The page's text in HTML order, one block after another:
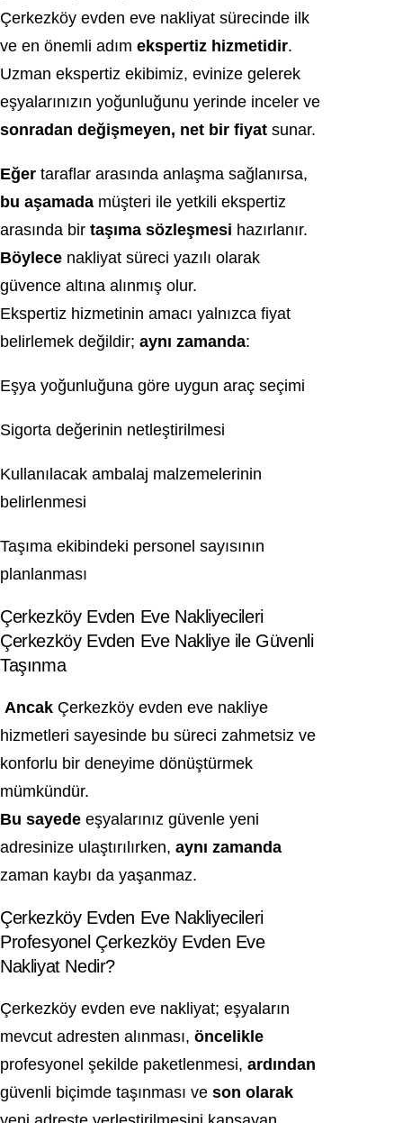
Çerkezköy evden eve nakliyat sürecinde ilk
ve en önemli adım ekspertiz hizmetidir.
Uzman ekspertiz ekibimiz, evinize gelerek
eşyalarınızın yoğunluğunu yerinde inceler ve
sonradan değişmeyen, net bir fiyat sunar.
Eğer taraflar arasında anlaşma sağlanırsa,
bu aşamada müşteri ile yetkili ekspertiz
arasında bir taşıma sözleşmesi hazırlanır.
Böylece nakliyat süreci yazılı olarak
güvence altına alınmış olur.
Ekspertiz hizmetinin amacı yalnızca fiyat
belirlemek değildir; aynı zamanda:
Eşya yoğunluğuna göre uygun araç seçimi
Sigorta değerinin netleştirilmesi
Kullanılacak ambalaj malzemelerinin
belirlenmesi
Taşıma ekibindeki personel sayısının
planlanması
Çerkezköy Evden Eve Nakliyecileri
Çerkezköy Evden Eve Nakliye ile Güvenli
Taşınma
Ancak Çerkezköy evden eve nakliye
hizmetleri sayesinde bu süreci zahmetsiz ve
konforlu bir deneyime dönüştürmek
mümkündür.
Bu sayede eşyalarınız güvenle yeni
adresinize ulaştırılırken, aynı zamanda
zaman kaybı da yaşanmaz.
Çerkezköy Evden Eve Nakliyecileri
Profesyonel Çerkezköy Evden Eve
Nakliyat Nedir?
Çerkezköy evden eve nakliyat; eşyaların
mevcut adresten alınması, öncelikle
profesyonel şekilde paketlenmesi, ardından
güvenli biçimde taşınması ve son olarak